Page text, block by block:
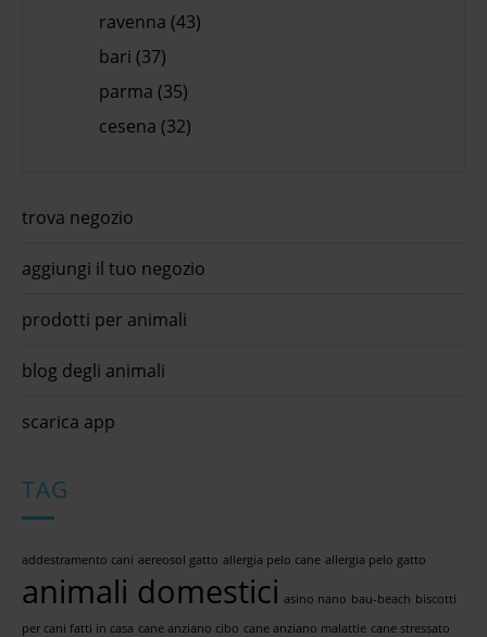
ravenna (43)
bari (37)
parma (35)
cesena (32)
trova negozio
aggiungi il tuo negozio
prodotti per animali
blog degli animali
scarica app
TAG
addestramento cani aereosol gatto allergia pelo cane allergia pelo gatto
animali domestici asino nano bau-beach biscotti
per cani fatti in casa cane anziano cibo cane anziano malattie cane stressato